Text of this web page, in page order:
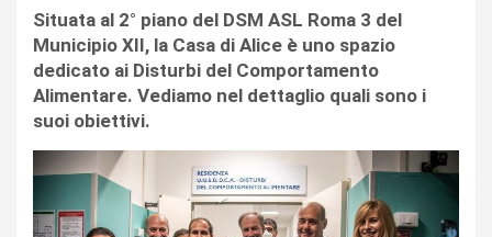
Situata al 2° piano del DSM ASL Roma 3 del
Municipio XII, la Casa di Alice è uno spazio
dedicato ai Disturbi del Comportamento
Alimentare. Vediamo nel dettaglio quali sono i
suoi obiettivi.